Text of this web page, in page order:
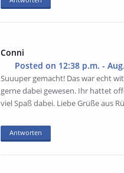
Conni
Posted on 12:38 p.m. -
Suuuper gemacht! Das war echt
gerne dabei gewesen. Ihr hattet
viel Spaß dabei. Liebe Grüße aus
Antworten